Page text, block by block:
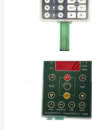
numérique
membrane
2025-
05-21
recouverte
graphique